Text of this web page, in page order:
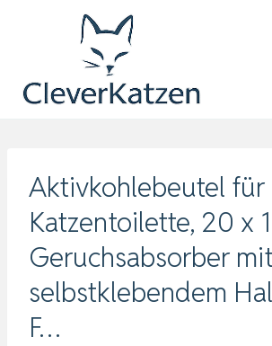
Aktivkohlebeutel für
Katzentoilette, 20 x
Geruchsabsorber
selbstklebendem
F…